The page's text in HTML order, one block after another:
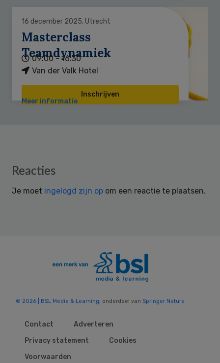
16 december 2025, Utrecht
Masterclass
Teamdynamiek
09:00 - 16:30
Van der Valk Hotel
Inschrijven
Meer informatie
Reader
Reacties
Je moet ingelogd zijn op om een reactie te plaatsen.
© 2026 | BSL Media & Learning , onderdeel van Springer Nature
Contact
Adverteren
Privacy statement
Cookies
Voorwaarden